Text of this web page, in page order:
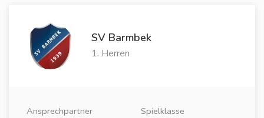
SV Barmbek
1. Herren
Ansprechpartner
Spielklasse